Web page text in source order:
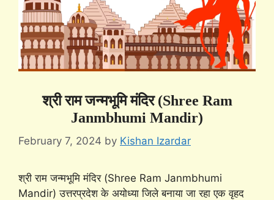
श्री राम जन्मभूमि मंदिर (Shree Ram
Janmbhumi Mandir)
February 7, 2024 by Kishan Izardar
श्री राम जन्मभूमि मंदिर (Shree Ram Janmbhumi
Mandir) उत्तरप्रदेश के अयोध्या जिले बनाया जा रहा एक वृहद